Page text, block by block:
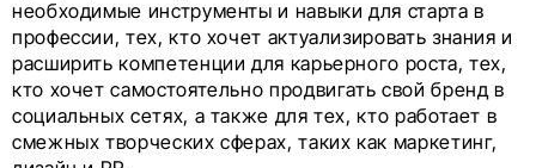
необходимые инструменты и навыки для старта в
профессии, тех, кто хочет актуализировать знания и
расширить компетенции для карьерного роста, тех,
кто хочет самостоятельно продвигать свой бренд в
социальных сетях, а также для тех, кто работает в
смежных творческих сферах, таких как маркетинг,